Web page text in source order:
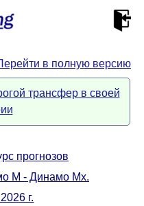
в полную версию
трансфер в своей
прогнозов
М - Динамо Мх.
г.